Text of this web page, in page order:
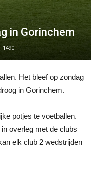
in Gorinchem
1490
Het bleef op zondag
in Gorinchem.
potjes te voetballen.
overleg met de clubs
elk club 2 wedstrijden